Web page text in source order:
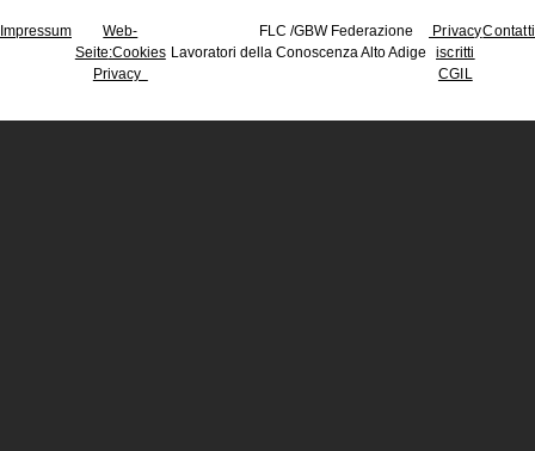
Impressum
Web-
Seite:Cookies
Privacy
FLC /GBW Federazione
Lavoratori della Conoscenza Alto Adige
Privacy
iscritti
CGIL
Contatti